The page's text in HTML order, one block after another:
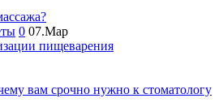
0 07.Мар
пищеварения
вам срочно нужно к стоматологу